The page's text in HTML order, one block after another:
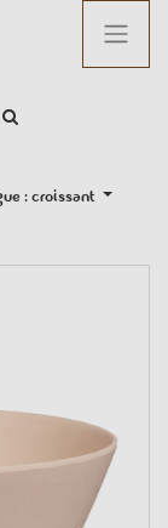
: croissant